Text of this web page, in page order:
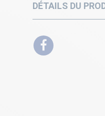
DÉTAILS DU